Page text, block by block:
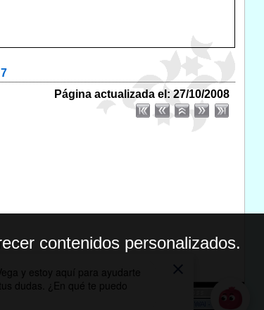
Página actualizada el: 27/10/2008
contenidos personalizados.